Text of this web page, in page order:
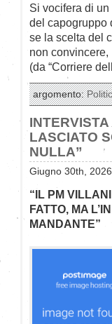
Si vocifera di
del capogruppo
se la scelta del
non
(da “Corriere
argomento:
LASCIATO
NULLA”
Giugno 30th,
“IL PM
FATTO, MA
MANDANTE”